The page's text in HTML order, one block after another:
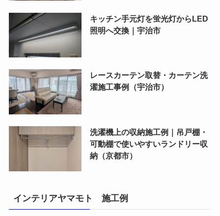
キッチン手元灯を蛍光灯からLED
照明へ交換｜宇治市
レースカーテン取替・カーテン洗
濯施工事例（宇治市）
洗濯機上の収納施工例｜吊戸棚・
可動棚で使いやすいランドリー収
納（京都市）
インテリアヤマモト 施工例